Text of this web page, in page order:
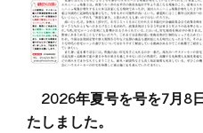
2026年夏号を号を7月8
たしました。